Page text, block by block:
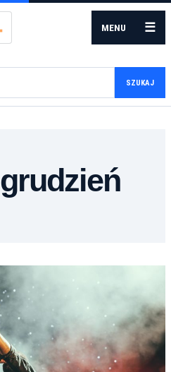
MENU ☰
SZUKAJ
grudzień